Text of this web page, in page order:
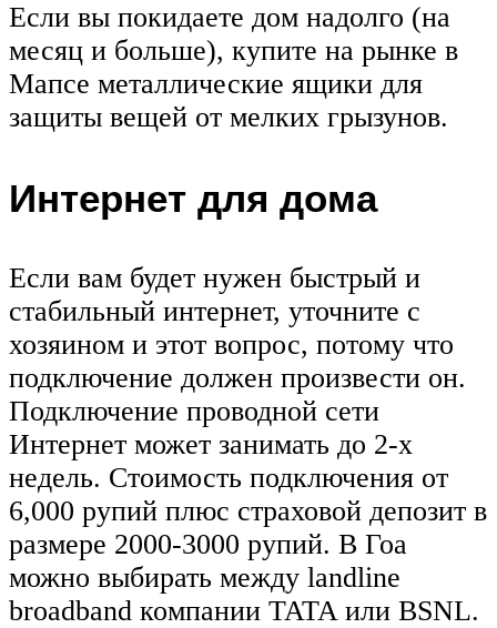
Если вы покидаете дом надолго (на
месяц и больше), купите на рынке в
Мапсе металлические ящики для
защиты вещей от мелких грызунов.
Интернет для дома
Если вам будет нужен быстрый и
стабильный интернет, уточните с
хозяином и этот вопрос, потому что
подключение должен произвести он.
Подключение проводной сети
Интернет может занимать до 2-х
недель. Стоимость подключения от
6,000 рупий плюс страховой депозит в
размере 2000-3000 рупий. В Гоа
можно выбирать между landline
broadband компании TATA или BSNL.